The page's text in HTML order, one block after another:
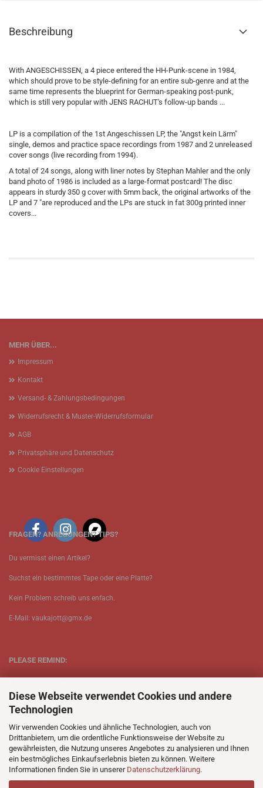
Diese Webseite verwendet Cookies und andere
Technologien
Wir verwenden Cookies und ähnliche Technologien, auch von
Drittanbietern, um die ordentliche Funktionsweise der Website zu
gewährleisten, die Nutzung unseres Angebotes zu analysieren und Ihnen
ein bestmögliches Einkaufserlebnis bieten zu können. Weitere
Informationen finden Sie in unserer Datenschutzerklärung.
Beschreibung
With ANGESCHISSEN, a 4 piece entered the HH-Punk-scene in 1984,
which should prove to be style-defining for an entire sub-genre and at the
same time represents the blueprint for German-speaking post-punk,
which is still very popular with JENS RACHUT's follow-up bands ...
LP is a compilation of the 1st Angeschissen LP, the "Angst kein Lärm"
single, demos and practice space recordings from 1987 and 2 unreleased
cover songs (live recording from 1994).
A total of 24 songs, along with liner notes by Stephan Mahler and the only
band photo of 1986 is included as a large-format postcard! The disc
appears in sturdy 350 g cover with 5mm back, the original artworks of the
LP and 7 "are reproduced and the LPs are stuck in fat 300g printed inner
covers...
MEHR ÜBER...
Impressum
Kontakt
Versand- & Zahlungsbedingungen
Widerrufsrecht & Muster-Widerrufsformular
AGB
Privatsphäre und Datenschutz
Cookie Einstellungen
FRAGEN? ANREGUNGEN? TIPS?
Du vermisst einen Artikel?
Suchst ein bestimmtes Tape oder eine Platte?
Kein Problem schreib uns enfach.
E-Mail: vaukajott@gmx.de
PLEASE REMIND:
Be patient when ordering.
Your records will be send asap.
No Discogs.
No Spotify.
No Bullshit.